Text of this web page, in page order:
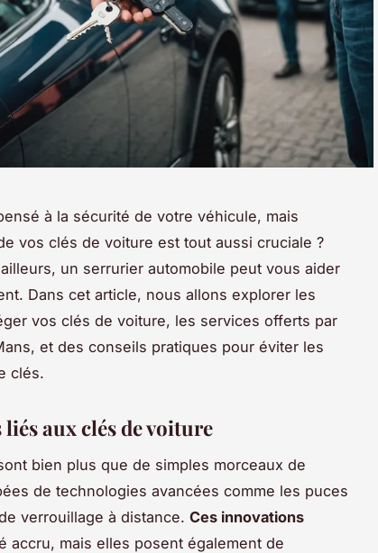
à la sécurité de votre véhicule, mais
vos clés de voiture est tout aussi cruciale ?
un serrurier automobile peut vous aider
Dans cet article, nous allons explorer les
vos clés de voiture, les services offerts par
et des conseils pratiques pour éviter les
clés.
aux clés de voiture
bien plus que de simples morceaux de
de technologies avancées comme les puces
verrouillage à distance. Ces innovations
accru, mais elles posent également de